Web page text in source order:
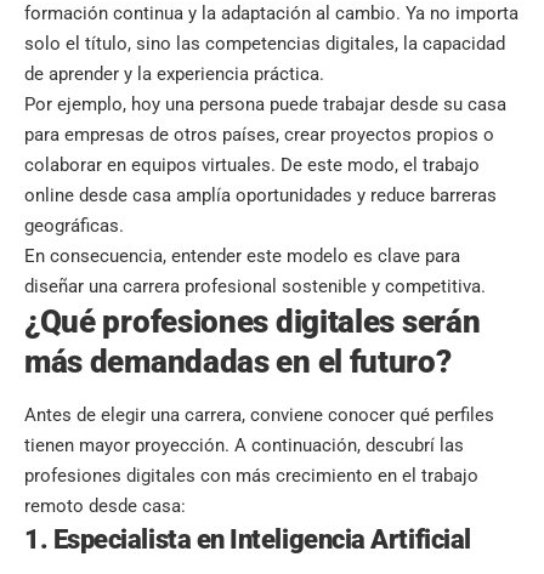
formación continua y la adaptación al cambio. Ya no importa
solo el título, sino las competencias digitales, la capacidad
de aprender y la experiencia práctica.
Por ejemplo, hoy una persona puede trabajar desde su casa
para empresas de otros países, crear proyectos propios o
colaborar en equipos virtuales. De este modo, el trabajo
online desde casa amplía oportunidades y reduce barreras
geográficas.
En consecuencia, entender este modelo es clave para
diseñar una carrera profesional sostenible y competitiva.
¿Qué profesiones digitales serán
más demandadas en el futuro?
Antes de elegir una carrera, conviene conocer qué perfiles
tienen mayor proyección. A continuación, descubrí las
profesiones digitales con más crecimiento en el trabajo
remoto desde casa:
1. Especialista en Inteligencia Artificial